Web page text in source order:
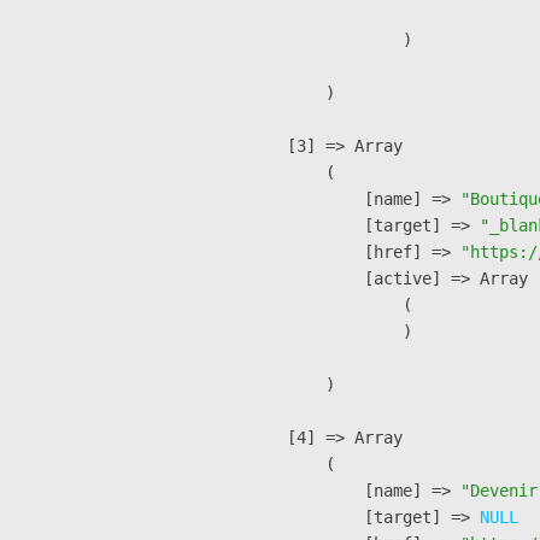
                )
        )
    [3] => Array
        (
            [name] =>
            [target] =>
            [href] =>
"https://
            [active] => Array
                (
                )
        )
    [4] => Array
        (
            [name] =>
"Devenir
            [target] =>
NULL